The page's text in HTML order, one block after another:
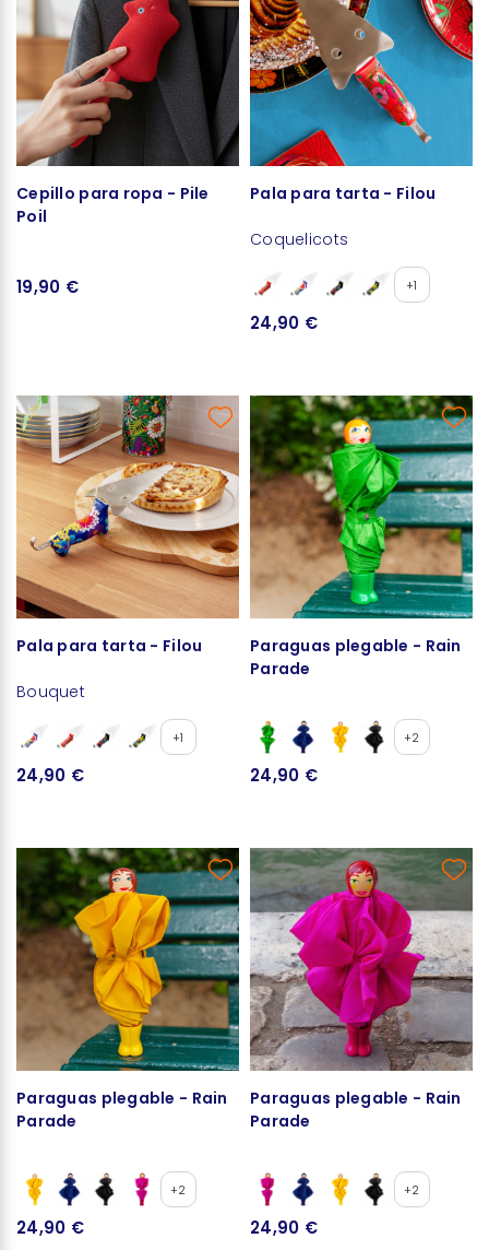
Cepillo para ropa - Pile
Poil
19,90 €
Pala para tarta - Filou
Coquelicots
+1
24,90 €
Pala para tarta - Filou
Bouquet
+1
24,90 €
Paraguas plegable - Rain
Parade
+2
24,90 €
Paraguas plegable - Rain
Parade
+2
24,90 €
Paraguas plegable - Rain
Parade
+2
24,90 €